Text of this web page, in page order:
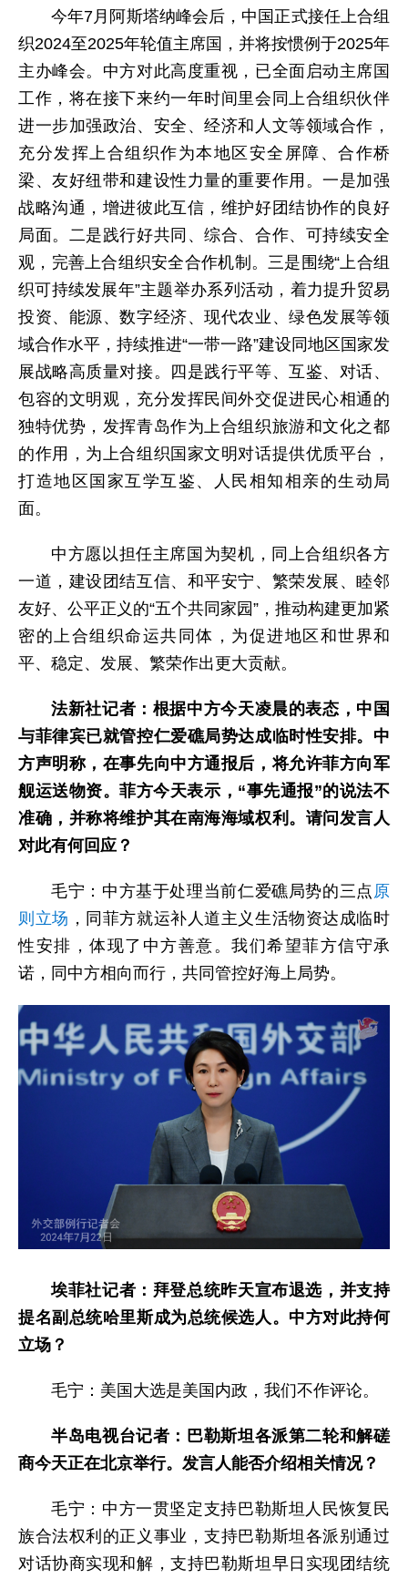
今年7月阿斯塔纳峰会后，中国正式接任上合组
织2024至2025年轮值主席国，并将按惯例于2025年
主办峰会。中方对此高度重视，已全面启动主席国
工作，将在接下来约一年时间里会同上合组织伙伴
进一步加强政治、安全、经济和人文等领域合作，
充分发挥上合组织作为本地区安全屏障、合作桥
梁、友好纽带和建设性力量的重要作用。一是加强
战略沟通，增进彼此互信，维护好团结协作的良好
局面。二是践行好共同、综合、合作、可持续安全
观，完善上合组织安全合作机制。三是围绕“上合组
织可持续发展年”主题举办系列活动，着力提升贸易
投资、能源、数字经济、现代农业、绿色发展等领
域合作水平，持续推进“一带一路”建设同地区国家发
展战略高质量对接。四是践行平等、互鉴、对话、
包容的文明观，充分发挥民间外交促进民心相通的
独特优势，发挥青岛作为上合组织旅游和文化之都
的作用，为上合组织国家文明对话提供优质平台，
打造地区国家互学互鉴、人民相知相亲的生动局
面。
中方愿以担任主席国为契机，同上合组织各方
一道，建设团结互信、和平安宁、繁荣发展、睦邻
友好、公平正义的“五个共同家园”，推动构建更加紧
密的上合组织命运共同体，为促进地区和世界和
平、稳定、发展、繁荣作出更大贡献。
法新社记者： 根据中方今天凌晨的表态，中国
与菲律宾已就管控仁爱礁局势达成临时性安排。中
方声明称，在事先向中方通报后，将允许菲方向军
舰运送物资。菲方今天表示，“事先通报”的说法不
准确，并称将维护其在南海海域权利。请问发言人
对此有何回应？
毛宁：中方基于处理当前仁爱礁局势的三点 原
则立场 ，同菲方就运补人道主义生活物资达成临时
性安排，体现了中方善意。我们希望菲方信守承
诺，同中方相向而行，共同管控好海上局势。
埃菲社记者： 拜登总统昨天宣布退选，并支持
提名副总统哈里斯成为总统候选人。中方对此持何
立场？
毛宁：美国大选是美国内政，我们不作评论。
半岛电视台记者： 巴勒斯坦各派第二轮和解磋
商今天正在北京举行。发言人能否介绍相关情况？
毛宁：中方一贯坚定支持巴勒斯坦人民恢复民
族合法权利的正义事业，支持巴勒斯坦各派别通过
对话协商实现和解，支持巴勒斯坦早日实现团结统